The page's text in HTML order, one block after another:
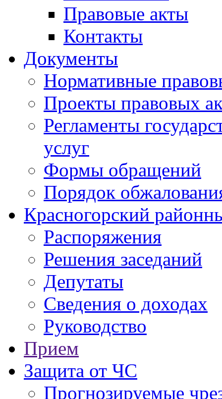
Правовые акты
Контакты
Документы
Нормативные
Проекты правовых
Регламенты
услуг
Формы обращений
Порядок
Красногорский
Распоряжения
Решения заседаний
Депутаты
Сведения о доходах
Руководство
Прием
Защита от ЧС
Прогнозируемые